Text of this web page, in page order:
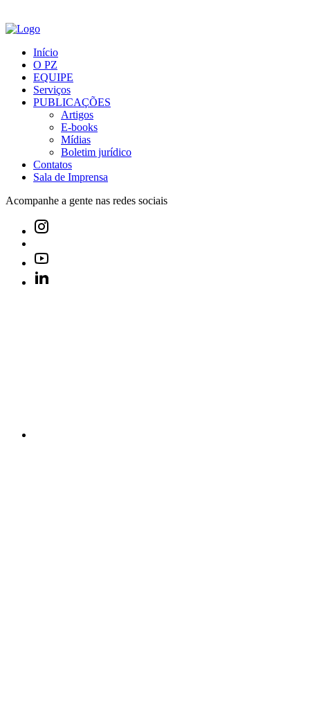
Início
O PZ
EQUIPE
Serviços
PUBLICAÇÕES
Artigos
E-books
Mídias
Boletim jurídico
Contatos
Sala de Imprensa
Acompanhe a gente nas redes sociais